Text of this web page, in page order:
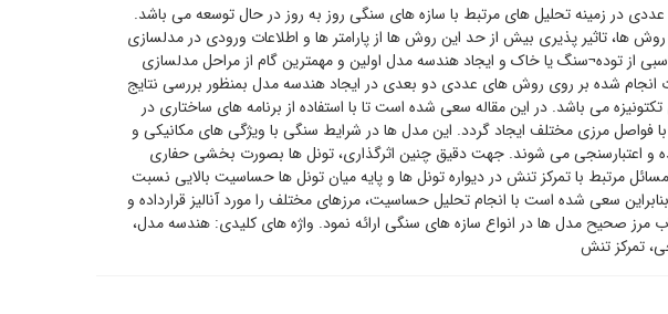
در زمینه تحلیل های مرتبط با سازه های سنگی روز به روز در حال توسعه می باشد.
روش ها، تاثیر پذیری بیش از حد این روش ها از پارامتر ها و اطلاعات ورودی در مدلسازی
از توده¬سنگ یا خاک و ایجاد هندسه مدل اولین و مهمترین گام از مراحل مدلسازی
انجام شده بر روی روش های عددی دو بعدی در ایجاد هندسه مدل بمنظور بررسی نتایج
می باشد. در این مقاله سعی شده است تا با استفاده از برنامه های ساختاری در
فواصل مرزی مختلف ایجاد گردد. این مدل ها در شرایط سنگی با ویژگی های مکانیکی و
و اعتبارسنجی می شوند. جهت دقیق چنین اثرگذاری، تونل ها بصورت بخشی حفاری
مرتبط با تمرکز تنش در دیواره تونل ها و پایه میان تونل ها حساسیت بالایی نسبت
سعی شده است با انجام تحلیل حساسیت، مرزهای مختلف را مورد آنالیز قرارداده و
مرز صحیح مدل ها در انواع سازه های سنگی ارائه نمود. واژه های کلیدی: هندسه مدل،
تمرکز تنش